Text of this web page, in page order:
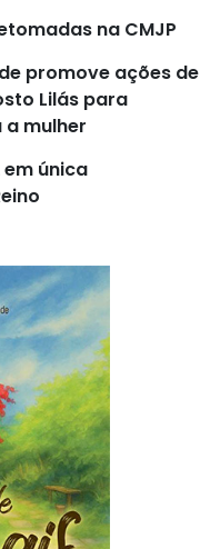
na CMJP
promove ações de
Lilás para
mulher
em única